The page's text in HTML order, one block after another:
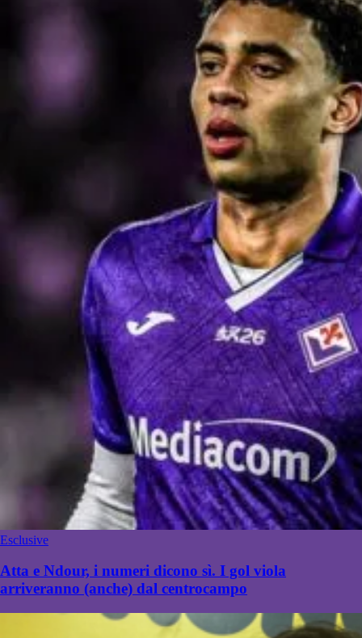
Esclusive
Atta e Ndour, i numeri dicono sì. I gol viola
arriveranno (anche) dal centrocampo